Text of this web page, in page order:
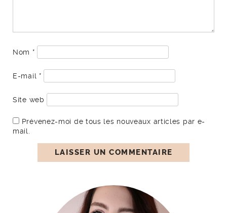
Nom *
E-mail *
Site web
Prévenez-moi de tous les nouveaux articles par e-
mail.